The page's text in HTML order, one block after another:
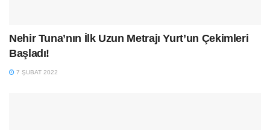
Nehir Tuna’nın İlk Uzun Metrajı Yurt’un Çekimleri
Başladı!
7 ŞUBAT 2022